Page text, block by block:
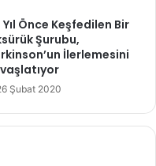
Yıl Önce Keşfedilen Bir
Şurubu,
İlerlemesini
Şubat 2020